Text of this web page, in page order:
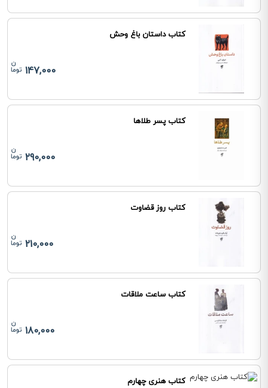
کتاب داستان باغ وحش
147,000
کتاب پسر طلاها
290,000
کتاب روز قضاوت
210,000
کتاب ساعت ملاقات
180,000
کتاب هنری چهارم